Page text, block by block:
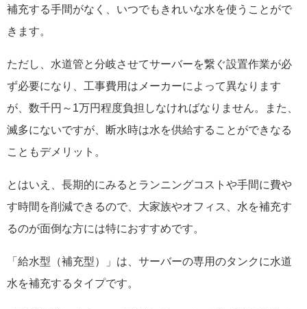
補充する手間がなく、いつでもきれいな水を使うことがで
きます。
ただし、水道管と分岐させてサーバーを繋ぐ設置作業が必
ず必要になり、工事費用はメーカーによって異なります
が、数千円～1万円程度負担しなければなりません。また、
滅多にないですが、断水時は水を供給することができなる
こともデメリット。
とはいえ、長期的にみるとランニングコストや手間に費や
す時間を削減できるので、大家族やオフィス、水を補充す
るのが面倒な方には特におすすめです。
「給水型（補充型）」は、サーバーの専用のタンクに水道
水を補充するタイプです。